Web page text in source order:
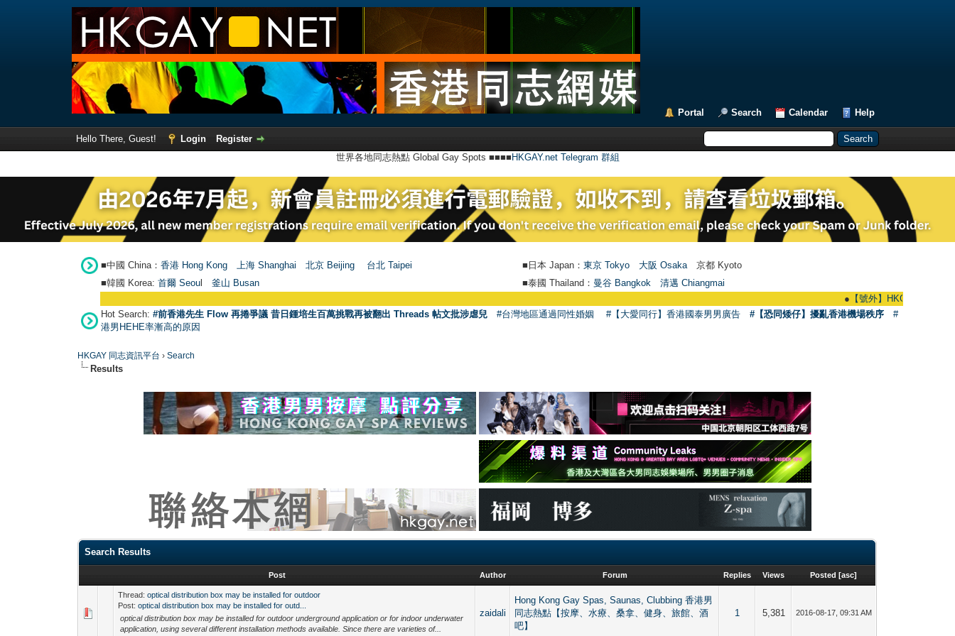
Portal Search Calendar Help
Hello There, Guest! Login
Register
世界各地同志熱點 Global Gay Spots ■■■■ HKGAY.net Telegram 群組
■中國 China： 香港 Hong Kong 上海 Shanghai 北京 Beijing 台北 Taipei ■日本 Japan： 東京 Tokyo 大阪 Osaka 京都 Kyoto
■韓國 Korea: 首爾 Seou 釜山 Busan ■泰國 Thailand： 曼谷 Bangkok
清邁 Chiangmai
【號外】HKGAY.net已啟
Hot Search: #前香港先生 Flow 再捲爭議 昔日鍾培生百萬挑戰再被翻出 Threads 帖文批涉虐兒 #台灣地區通過同性婚姻 #【大愛同行】香港國泰男男廣告 #【恐同矮仔】擾亂香港機場秩序
#
港男HEHE率漸高的原因
HKGAY 同志資訊平台 ›Search
Results
Search Results
Post Author Forum Replies Views Posted [asc]
Thread:optical distribution box may be installed for outdoor
Post:optical distribution box may be installed for outd...
optical distribution box may be installed for outdoor underground application or for indoor underwater
application, using several different installation methods available. Since there are varieties of...
zaidali
Hong Kong Gay Spas, Saunas, Clubbing 香港男
同志熱點【按摩、水療、桑拿、健身、旅館、酒
吧】
1 5,381 2016-08-17, 09:31 AM